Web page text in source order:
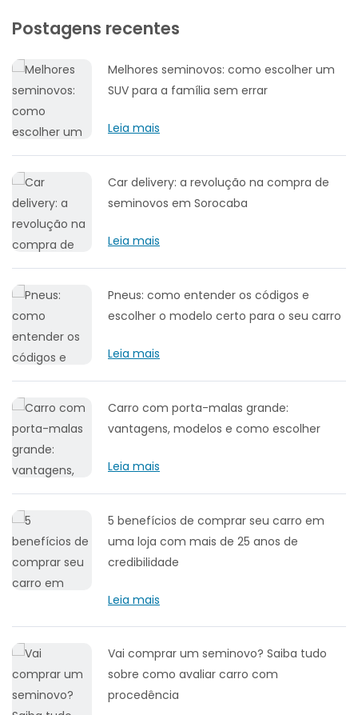
Postagens recentes
Melhores seminovos: como escolher um
SUV para a família sem errar
Leia mais
Car delivery: a revolução na compra de
seminovos em Sorocaba
Leia mais
Pneus: como entender os códigos e
escolher o modelo certo para o seu carro
Leia mais
Carro com porta-malas grande:
vantagens, modelos e como escolher
Leia mais
5 benefícios de comprar seu carro em
uma loja com mais de 25 anos de
credibilidade
Leia mais
Vai comprar um seminovo? Saiba tudo
sobre como avaliar carro com
procedência